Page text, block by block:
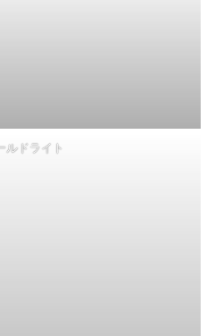
ルドライト